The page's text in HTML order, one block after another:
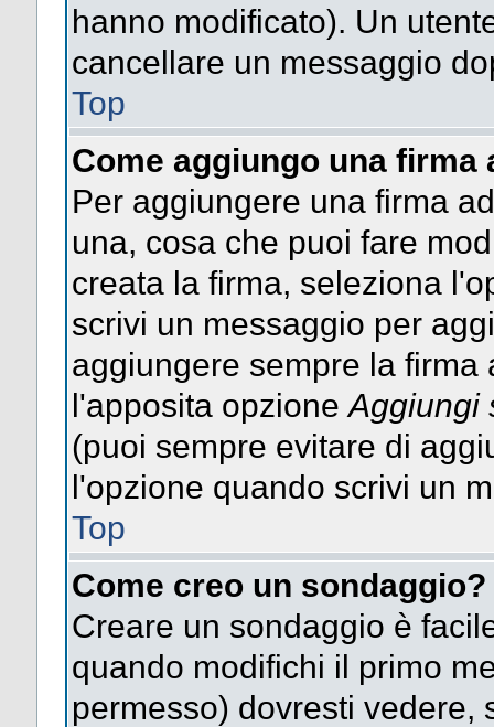
hanno modificato). Un
cancellare un messaggio
Top
Come aggiungo una firma
Per aggiungere una firma
una, cosa che puoi fare
creata la firma, seleziona
scrivi un messaggio per
aggiungere sempre la
l'apposita opzioneAggiungi
(puoi sempre evitare di
l'opzione quando scrivi un
Top
Come creo un sondaggio?
Creare un sondaggio è
quando modifichi il primo
permesso) dovresti vedere,